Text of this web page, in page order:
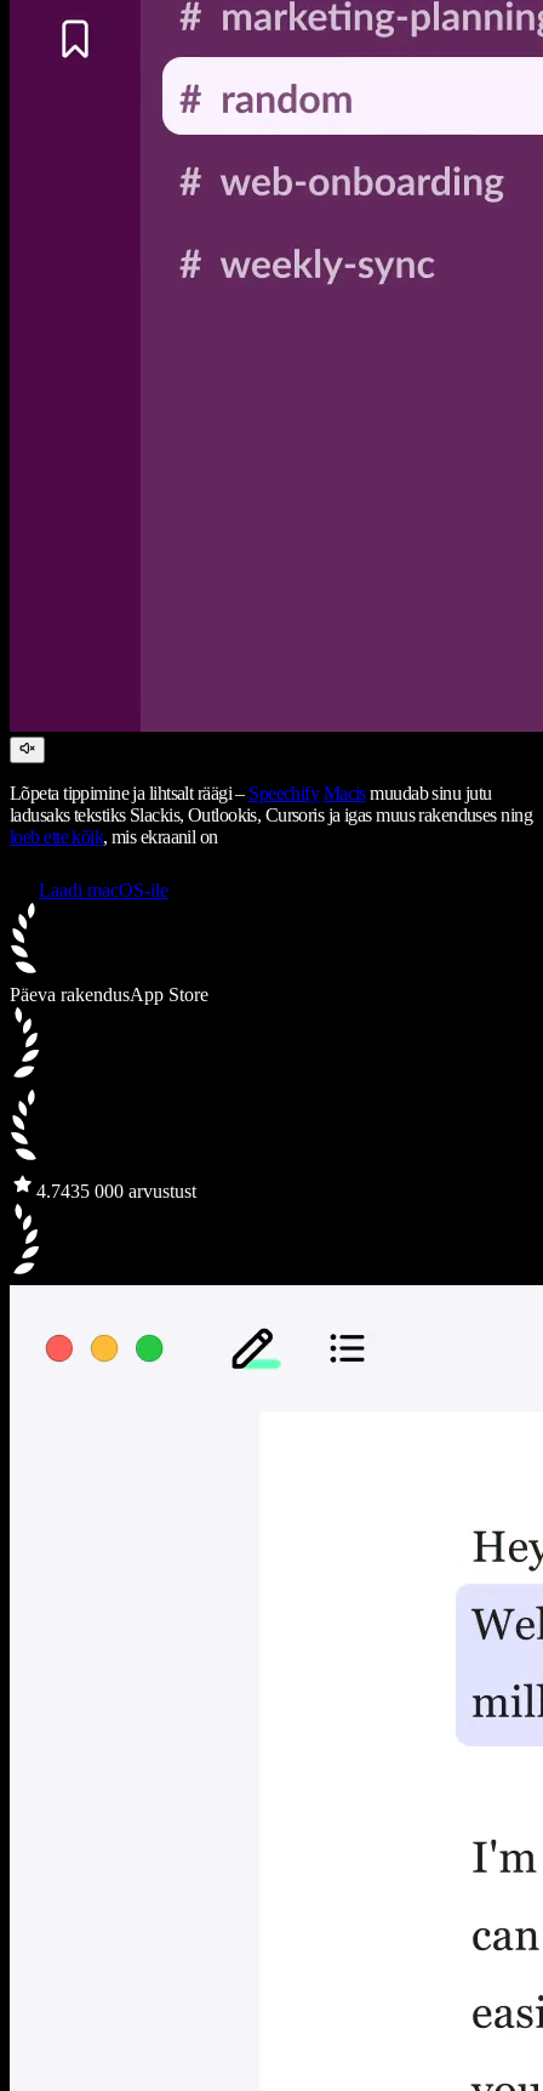
Lõpeta tippimine ja lihtsalt räägi – Speechify Macismuudab sinu jutu
ladusaks tekstiks Slackis, Outlookis, Cursoris ja igas muus rakenduses ning
loeb ette kõik, mis ekraanil on
Laadi macOS-ile
Päeva rakendusApp Store
4.7435 000 arvustust